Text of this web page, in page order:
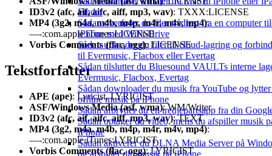
Finder
Sådan overfører du filer trådløst fra en computer
iPhone med WiFi-Drive
Sådan uploader du filer til cloud-lagring og
til Evermusic, Flacbox eller Evertag
Sådan tilslutter du Bluesound VAULTs interne
Evermusic, Flacbox, Evertag
Sådan downloader du musik fra YouTube og
offline musik på iPhone
Sådan afbryder du en tredjepartsapp fra din
Sådan optager du video, mens du afspiller musik
iPhone
Sådan aktiverer du DLNA Media Server på
og afspiller din musik på iPhone
ID3v2 (afc, aif, aifc, aiff, mp3, wav): TXXX:LICENSE
MP4 (3g2, m4a, m4b, m4p, m4r, m4v, mp4):
—-:com.apple.iTunes:LICENSE
Vorbis Comments (flac, ogg): LICENSE
Tekstforfatter
APE (ape): Lyricist, LYRICIST
ASF/Windows Media (asf, wma): WM/Writer
ID3v2 (afc, aif, aifc, aiff, mp3, wav): TEXT
MP4 (3g2, m4a, m4b, m4p, m4r, m4v, mp4):
—-:com.apple.iTunes:LYRICIST
Vorbis Comments (flac, ogg): LYRICIST